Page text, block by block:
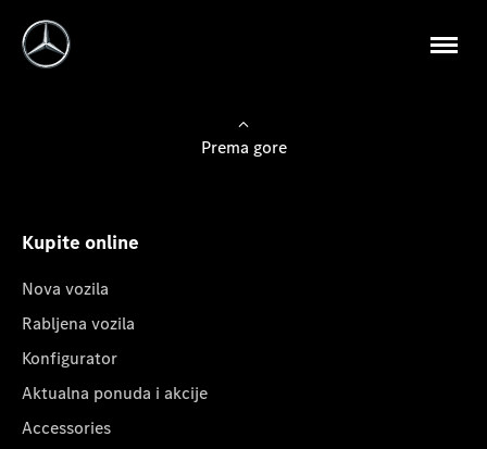
Prema gore
Kupite online
Nova vozila
Rabljena vozila
Konfigurator
Aktualna ponuda i akcije
Accessories